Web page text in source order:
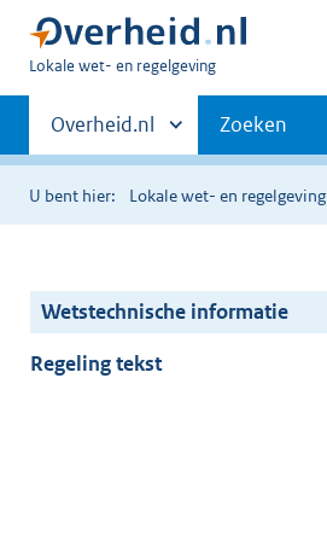
U
hier:
Lokale wet- en regelgeving
Primaire
navigatie
Andere
sites
binnen
Overheid.nl Zoeken
U bent hier: Lokale wet- en regelgeving
Wetstechnische informatie
Regeling tekst